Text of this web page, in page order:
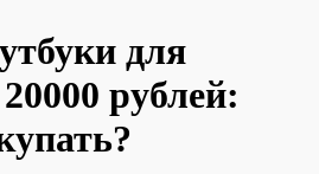
для
рублей: